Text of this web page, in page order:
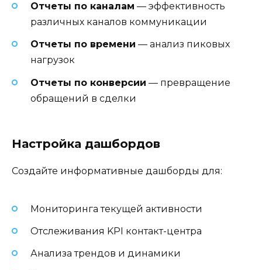
Отчеты по каналам — эффективность
различных каналов коммуникации
Отчеты по времени — анализ пиковых
нагрузок
Отчеты по конверсии — превращение
обращений в сделки
Настройка дашбордов
Создайте информативные дашборды для:
Мониторинга текущей активности
Отслеживания KPI контакт-центра
Анализа трендов и динамики